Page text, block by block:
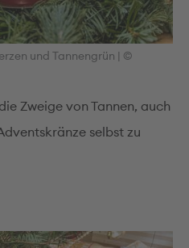
und Tannengrün | ©
Zweige von Tannen, auch
selbst zu